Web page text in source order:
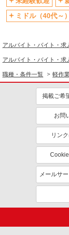
入出庫・商品管理
同じ特徴から求人
ミドル（40代～
アルバイト・バイト・求
アルバイト・バイト・求
職種・条件一覧 軽作
掲載ご希
お問
リン
メールサ